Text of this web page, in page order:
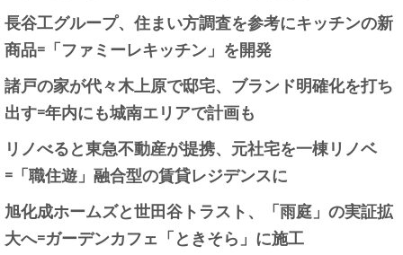
長谷工グループ、住まい方調査を参考にキッチンの新
商品=「ファミーレキッチン」を開発
諸戸の家が代々木上原で邸宅、ブランド明確化を打ち
出す=年内にも城南エリアで計画も
リノべると東急不動産が提携、元社宅を一棟リノベ
=「職住遊」融合型の賃貸レジデンスに
旭化成ホームズと世田谷トラスト、「雨庭」の実証拡
大へ=ガーデンカフェ「ときそら」に施工